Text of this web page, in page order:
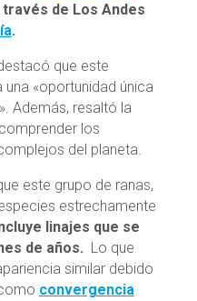
de Los Andes
.
que este
«oportunidad única
Además, resaltó la
los
del planeta.
este grupo de ranas,
estrechamente
linajes que se
de años. Lo que
similar debido
convergencia